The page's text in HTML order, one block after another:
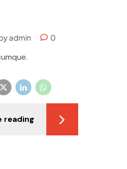
admin 0
reading